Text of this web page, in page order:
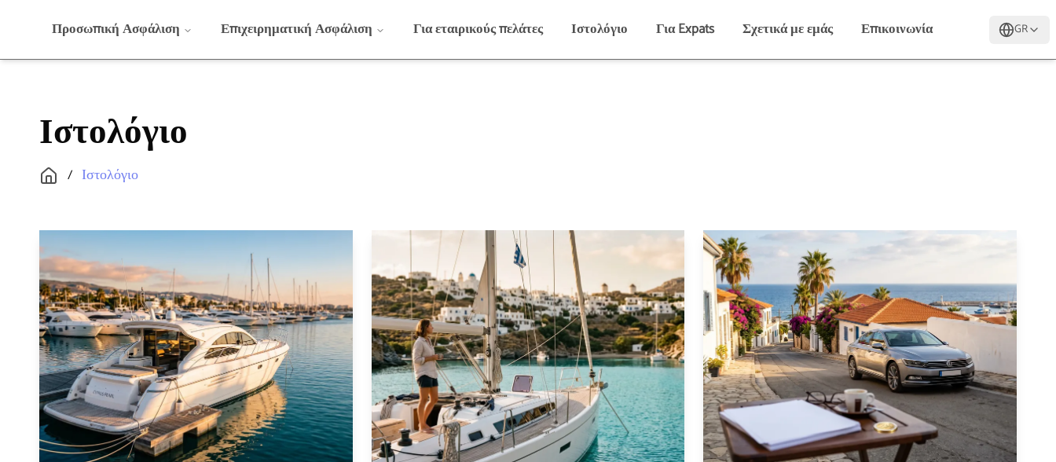
Προσωπική Ασφάλιση Επιχειρηματική Ασφάλιση Για εταιρικούς πελάτες Ιστολόγιο Για Expats Σχετικά με εμάς Επικοινωνία GR
Ιστολόγιο
/ Ιστολόγιο